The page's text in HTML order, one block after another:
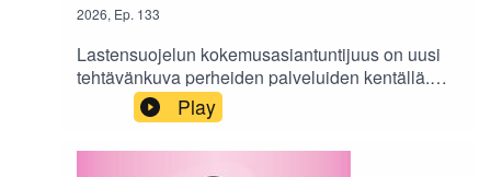
2026, Ep. 133
Lastensuojelun kokemusasiantuntijuus on uusi
tehtävänkuva perheiden palveluiden kentällä.
Mitä kokemusasiantuntijuus tuo asiakkuuteen,
millaisia valmiuksia yhteistyö edellyttää
ammattilaiselta ja kokemusasiantuntijalta
Play